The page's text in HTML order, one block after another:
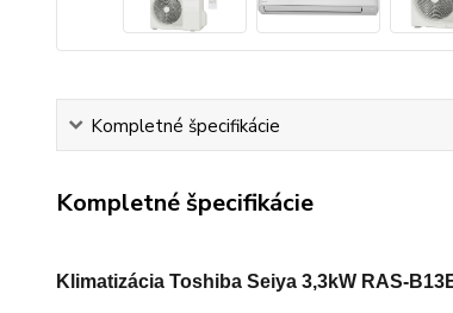
Kompletné špecifikácie
Kompletné špecifikácie
Klimatizácia Toshiba Seiya 3,3kW RAS-